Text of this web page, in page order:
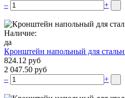
–
+
Наличие:
да
Кронштейн напольный для
824.12 руб
2 047.50 руб
–
+